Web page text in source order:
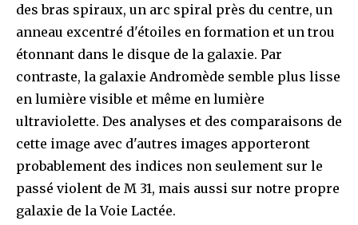
des bras spiraux, un arc spiral près du centre, un
anneau excentré d'étoiles en formation et un trou
étonnant dans le disque de la galaxie. Par
contraste, la galaxie Andromède semble plus lisse
en lumière visible et même en lumière
ultraviolette. Des analyses et des comparaisons de
cette image avec d'autres images apporteront
probablement des indices non seulement sur le
passé violent de M 31, mais aussi sur notre propre
galaxie de la Voie Lactée.